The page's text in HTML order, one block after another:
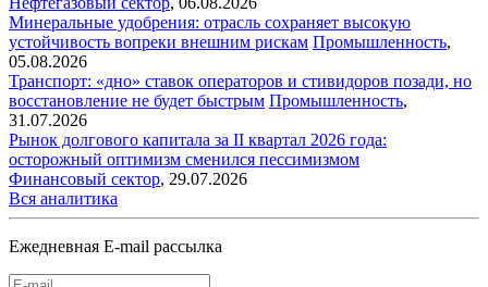
Минеральные удобрения: отрасль сохраняет высокую
устойчивость вопреки внешним рискам Промышленность,
05.08.2026
Транспорт: «дно» ставок операторов и стивидоров позади, но
восстановление не будет быстрым Промышленность,
31.07.2026
Рынок долгового капитала за II квартал 2026 года:
осторожный оптимизм сменился пессимизмом
Финансовый сектор, 29.07.2026
Вся аналитика
Ежедневная E-mail рассылка